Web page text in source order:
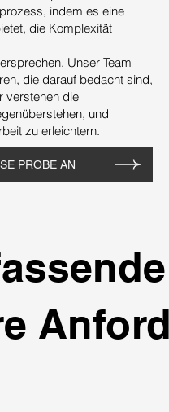
indem es eine
die Komplexität
Unser Team
die darauf bedacht sind,
verstehen die
und
zu erleichtern.
PROBE AN